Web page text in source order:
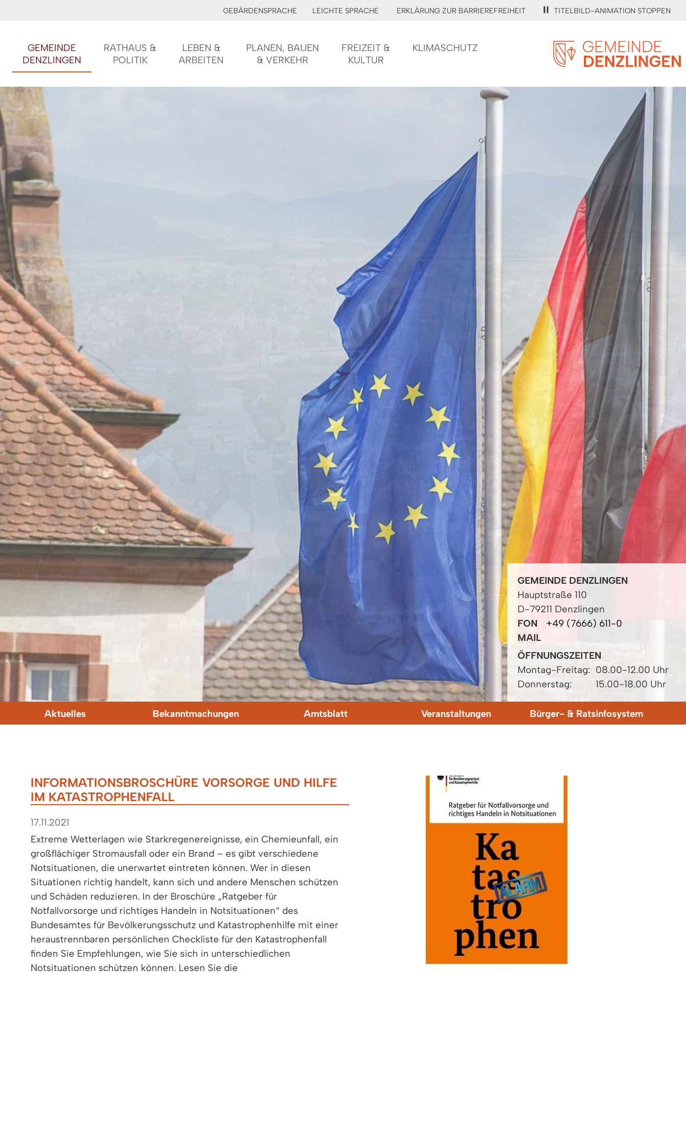
GEBÄRDENSPRACHE LEICHTE SPRACHE ERKLÄRUNG ZUR BARRIEREFREIHEIT TITELBILD-ANIMATION STOPPEN
GEMEINDE
DENZLINGEN
RATHAUS &
POLITIK
LEBEN &
ARBEITEN
PLANEN, BAUEN
& VERKEHR
FREIZEIT &
KULTUR
KLIMASCHUTZ
GEMEINDE DENZLINGEN
Hauptstraße 110
D-79211 Denzlingen
FON
+49 (7666) 611-0
MAIL
ÖFFNUNGSZEITEN
Montag-Freitag: 08.00-12.00 Uhr
Donnerstag:
15.00-18.00 Uhr
Aktuelles Bekanntmachungen Amtsblatt Veranstaltungen Bürger- & Ratsinfosystem
INFORMATIONSBROSCHÜRE VORSORGE UND HILFE
IM KATASTROPHENFALL
17.11.2021
Extreme Wetterlagen wie Starkregenereignisse, ein Chemieunfall, ein
großflächiger Stromausfall oder ein Brand – es gibt verschiedene
Notsituationen, die unerwartet eintreten können. Wer in diesen
Situationen richtig handelt, kann sich und andere Menschen schützen
und Schäden reduzieren. In der Broschüre „Ratgeber für
Notfallvorsorge und richtiges Handeln in Notsituationen“ des
Bundesamtes für Bevölkerungsschutz und Katastrophenhilfe mit einer
heraustrennbaren persönlichen Checkliste für den Katastrophenfall
finden Sie Empfehlungen, wie Sie sich in unterschiedlichen
Notsituationen schützen können. Lesen Sie die